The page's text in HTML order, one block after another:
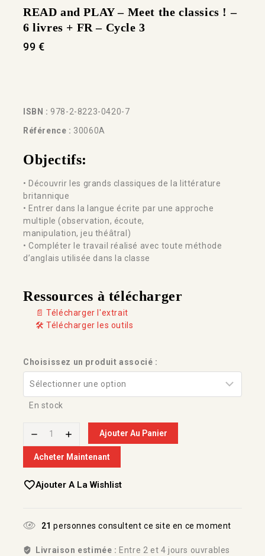
READ and PLAY – Meet the classics ! –
6 livres + FR – Cycle 3
99 €
ISBN : 978-2-8223-0420-7
Référence : 30060A
Objectifs:
• Découvrir les grands classiques de la littérature
britannique
• Entrer dans la langue écrite par une approche
multiple (observation, écoute,
manipulation, jeu théâtral)
• Compléter le travail réalisé avec toute méthode
d’anglais utilisée dans la classe
Ressources à télécharger
📄 Télécharger l'extrait
🛠️ Télécharger les outils
Choisissez un produit associé :
En stock
Ajouter Au Panier
Acheter Maintenant
Ajouter A La Wishlist
21 personnes consultent ce site en ce moment
Livraison estimée : Entre 2 et 4 jours ouvrables